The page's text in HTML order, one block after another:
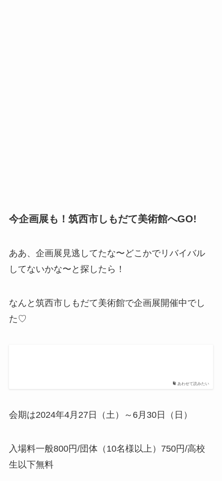
今企画展も！筑西市しもだて美術館へGO!
ああ、企画展見逃してたな〜どこかでリバイバル
してないかな〜と探したら！
なんと筑西市しもだて美術館で企画展開催中でし
た♡
あわせて読みたい
会期は2024年4月27日（土）～6月30日（日）
入場料一般800円/団体（10名様以上）750円/高校
生以下無料